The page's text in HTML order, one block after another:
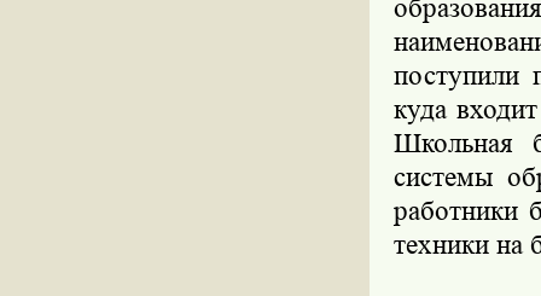
поступили
куда
Школьная
системы
работники
техники